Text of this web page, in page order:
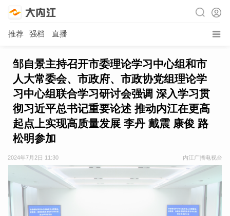
推荐 强档 直播
邹自景主持召开市委理论学习中心组和市
人大常委会、市政府、市政协党组理论学
习中心组联合学习研讨会强调 深入学习贯
彻习近平总书记重要论述 推动内江在更高
起点上实现高质量发展 李丹 戴震 康俊 路
松明参加
内江广播电视台
2024年7月2日 11:30